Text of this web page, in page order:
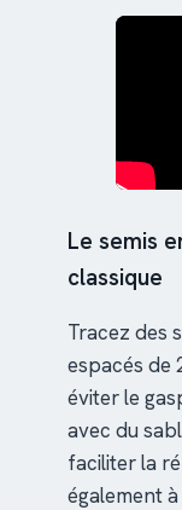
Le semis
classique
Tracez des
espacés de
éviter le
avec du
faciliter la
également